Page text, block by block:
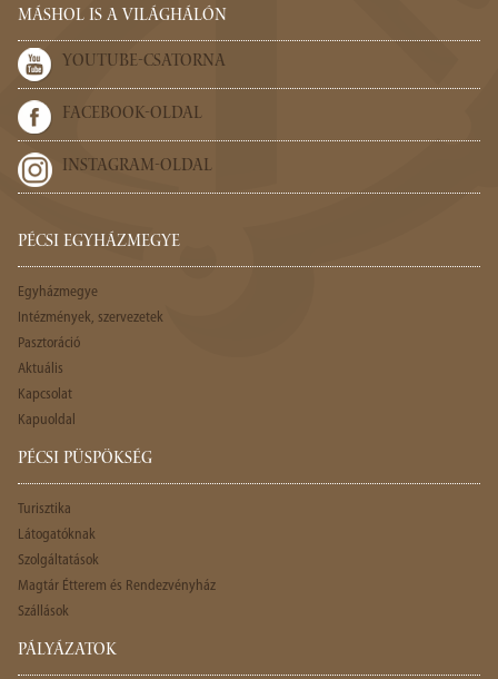
MÁSHOL IS A VILÁGHÁLÓN
YOUTUBE-CSATORNA
FACEBOOK-OLDAL
INSTAGRAM-OLDAL
PÉCSI EGYHÁZMEGYE
Egyházmegye
Intézmények, szervezetek
Pasztoráció
Aktuális
Kapcsolat
Kapuoldal
PÉCSI PÜSPÖKSÉG
Turisztika
Látogatóknak
Szolgáltatások
Magtár Étterem és Rendezvényház
Szállások
PÁLYÁZATOK